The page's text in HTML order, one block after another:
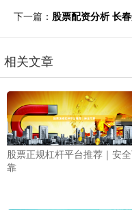
下一篇： 股票配资分析 长
相关文章
股票正规杠杆平台推荐｜安
靠